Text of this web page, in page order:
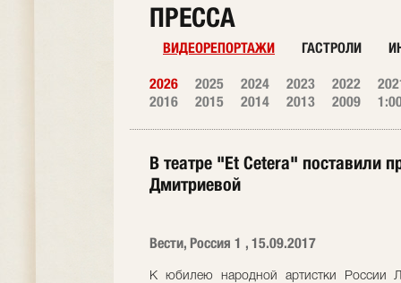
ПРЕССА
ВИДЕОРЕПОРТАЖИ ГАСТРОЛИ
2026 2025 2024 2023 2022
2016
2015 2014 2013 2009
В театре "Et Cetera"
Дмитриевой
Вести, Россия 1 , 15.09.2017
К юбилею народной артистки России